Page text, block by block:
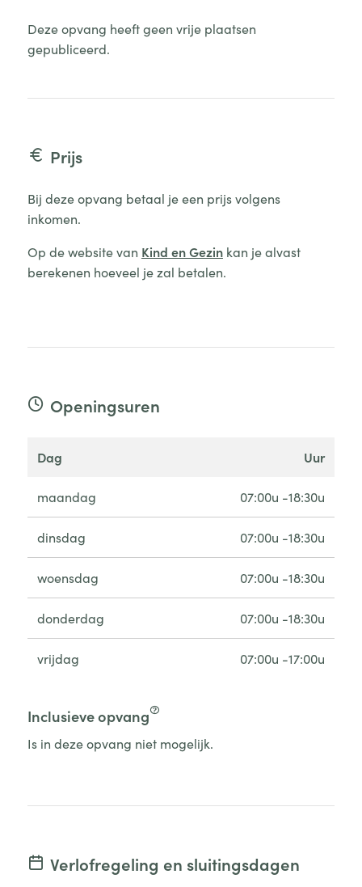
Deze opvang heeft geen vrije plaatsen
gepubliceerd.
Prijs
Bij deze opvang betaal je een prijs volgens
inkomen.
Op de website van Kind en Gezinkan je alvast
berekenen hoeveel je zal betalen.
Openingsuren
dag uur
maandag 07:00u -18:30u
dinsdag 07:00u -18:30u
woensdag 07:00u -18:30u
donderdag 07:00u -18:30u
vrijdag 07:00u -17:00u
Inclusieve opvang
Is in deze opvang niet mogelijk.
Verlofregeling en sluitingsdagen